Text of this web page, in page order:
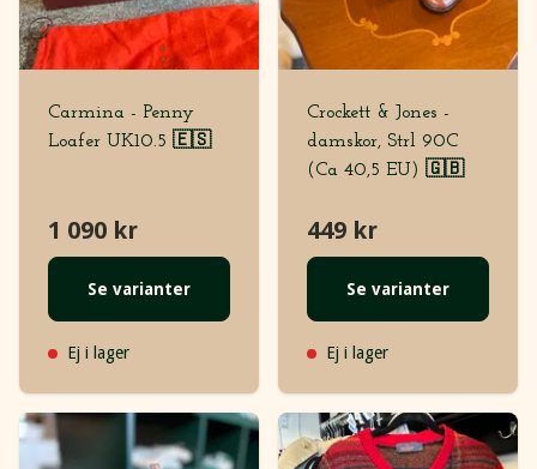
Carmina - Penny
Loafer UK10.5 🇪🇸
1 090 kr
Se varianter
Ej i lager
Crockett & Jones -
damskor, Strl 90C
(Ca 40,5 EU) 🇬🇧
449 kr
Se varianter
Ej i lager